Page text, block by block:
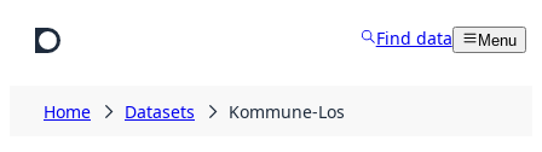
Find data Menu
Home Datasets Kommune-Los